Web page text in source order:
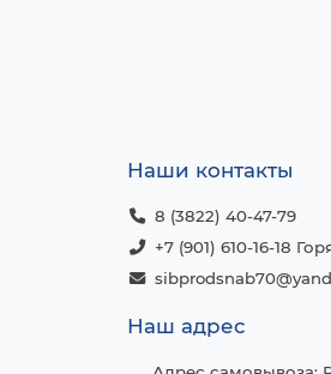
Наши контакты
8 (3822) 40-47-79
+7 (901) 610-16-18
Наш адрес